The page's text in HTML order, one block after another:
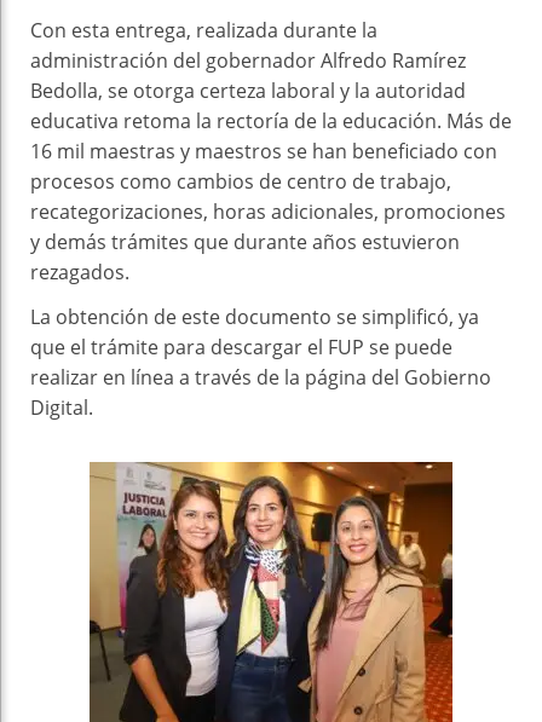
Con esta entrega, realizada durante la
administración del gobernador Alfredo Ramírez
Bedolla, se otorga certeza laboral y la autoridad
educativa retoma la rectoría de la educación. Más de
16 mil maestras y maestros se han beneficiado con
procesos como cambios de centro de trabajo,
recategorizaciones, horas adicionales, promociones
y demás trámites que durante años estuvieron
rezagados.
La obtención de este documento se simplificó, ya
que el trámite para descargar el FUP se puede
realizar en línea a través de la página del Gobierno
Digital.